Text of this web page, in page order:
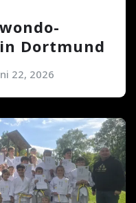
Dortmund
22, 2026